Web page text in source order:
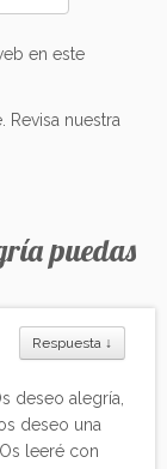
en este
Revisa nuestra
puedas
Respuesta ↓
deseo alegría,
deseo una
leeré con